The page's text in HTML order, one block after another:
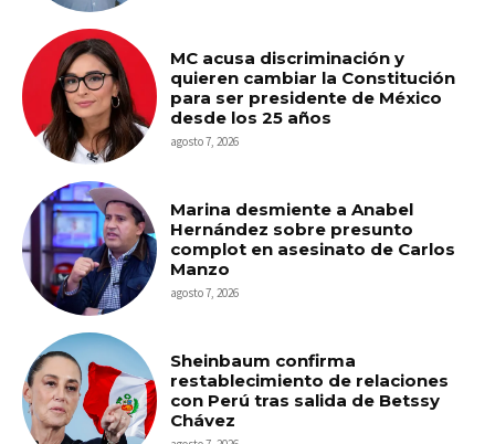
MC acusa discriminación y
quieren cambiar la Constitución
para ser presidente de México
desde los 25 años
agosto 7, 2026
Marina desmiente a Anabel
Hernández sobre presunto
complot en asesinato de Carlos
Manzo
agosto 7, 2026
Sheinbaum confirma
restablecimiento de relaciones
con Perú tras salida de Betssy
Chávez